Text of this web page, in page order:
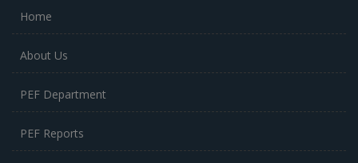
Home
About Us
PEF Department
PEF Reports